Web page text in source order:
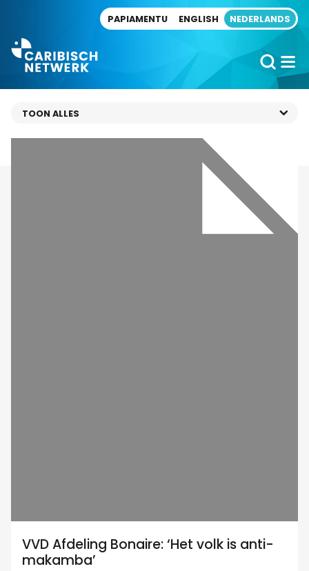
PAPIAMENTU ENGLISH NEDERLANDS
VVD Afdeling Bonaire: ‘Het volk is anti-
makamba’